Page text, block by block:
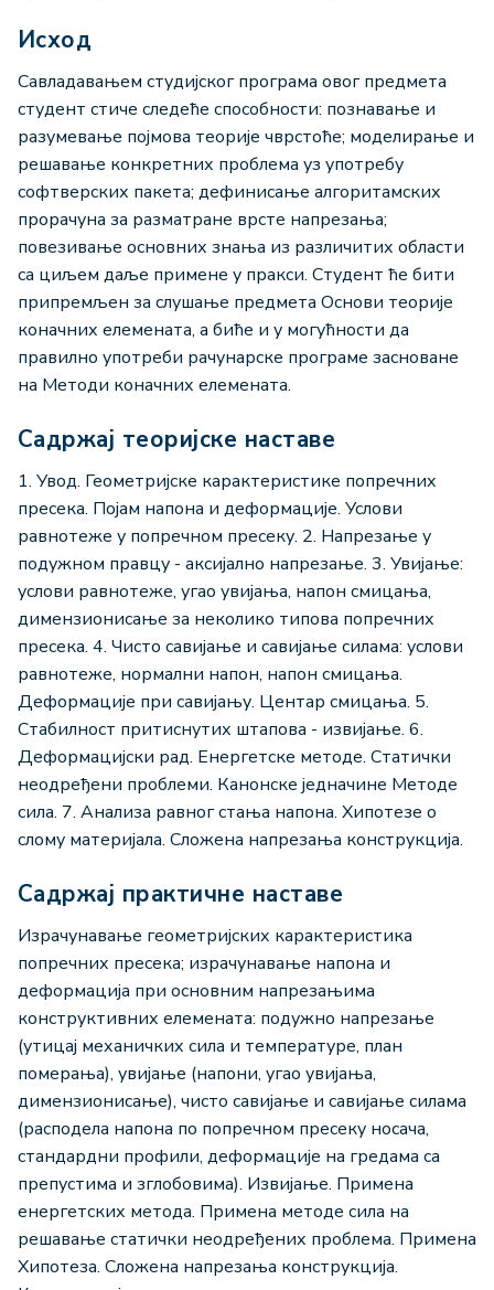
Исход
Савладавањем студијског програма овог предмета
студент стиче следеће способности: познавање и
разумевање појмова теорије чврстоће; моделирање и
решавањe конкретних проблема уз употребу
софтверских пакета; дефинисање алгоритамских
прорачуна за разматране врсте напрезања;
повезивањe основних знања из различитих области
са циљем даље примене у пракси. Студент ће бити
припремљен за слушање предмета Основи теорије
коначних елемената, а биће и у могућности да
правилно употреби рачунарске програме засноване
на Методи коначних елемената.
Садржај теоријске наставе
1. Увод. Геометријске карактеристике попречних
пресека. Појам напона и деформације. Услови
равнотеже у попречном пресеку. 2. Напрезање у
подужном правцу - аксијално напрезање. 3. Увијање:
услови равнотеже, угао увијања, напон смицања,
димензионисање за неколико типова попречних
пресека. 4. Чисто савијање и савијање силама: услови
равнотеже, нормални напон, напон смицања.
Деформације при савијању. Центар смицања. 5.
Стабилност притиснутих штапова - извијање. 6.
Деформацијски рад. Енергетске методе. Статички
неодређени проблеми. Канонске једначине Методе
сила. 7. Анализа равног стања напона. Хипотезе о
слому материјала. Сложена напрезања конструкција.
Садржај практичне наставе
Израчунавање геометријских карактеристика
попречних пресека; израчунавање напона и
деформација при основним напрезањима
конструктивних елемената: подужно напрезање
(утицај механичких сила и температуре, план
померања), увијање (напони, угао увијања,
димензионисање), чисто савијање и савијање силама
(расподела напона по попречном пресеку носача,
стандардни профили, деформације на гредама са
препустима и зглобовима). Извијање. Примена
енергетских метода. Примена методе сила на
решавање статички неодређених проблема. Примена
Хипотеза. Сложена напрезања конструкција.